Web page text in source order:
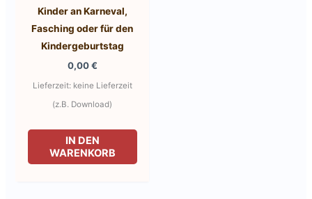
Kinder an Karneval,
Fasching oder für den
Kindergeburtstag
0,00€
Lieferzeit: keine Lieferzeit
(z.B. Download)
IN DEN
WARENKORB